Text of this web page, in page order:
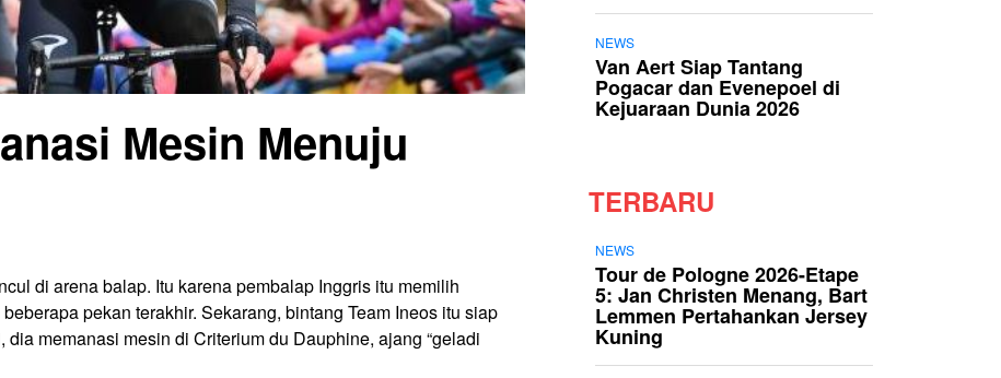
Mesin Menuju
di arena balap. Itu karena pembalap Inggris itu memilih
pekan terakhir. Sekarang, bintang Team Ineos itu siap
dia memanasi mesin di Criterium du Dauphine, ajang “geladi
NEWS
Van Aert Siap Tantang
Pogacar dan Evenepoel di
Kejuaraan Dunia 2026
TERBARU
NEWS
Tour de Pologne 2026-Etape
5: Jan Christen Menang, Bart
Lemmen Pertahankan Jersey
Kuning